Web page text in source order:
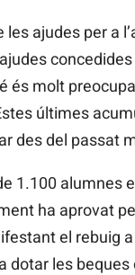
ajudes per a
és molt
últimes
des del passat
1.100
ha aprovat
el rebuig
dotar les